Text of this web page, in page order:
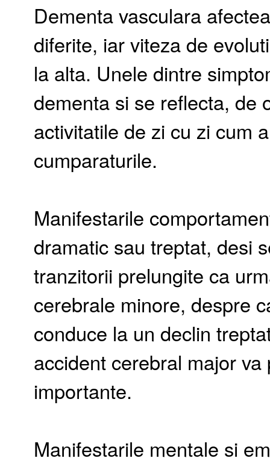
Dementa vasculara
diferite, iar viteza de
la alta. Unele dintre
dementa si se reflecta, de
activitatile de zi cu zi cum
cumparaturile.
Manifestarile
dramatic sau treptat, desi
tranzitorii prelungite ca
cerebrale minore, despre
conduce la un declin
accident cerebral major
importante.
Manifestarile mentale si